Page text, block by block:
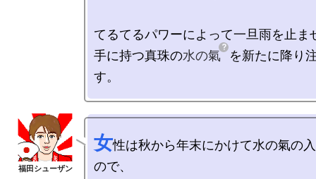
てるてるパワーによって一旦雨を止ま
手に持つ真珠の水の氣
を新たに降り
女性は秋から年末にかけて水の氣の
ので、